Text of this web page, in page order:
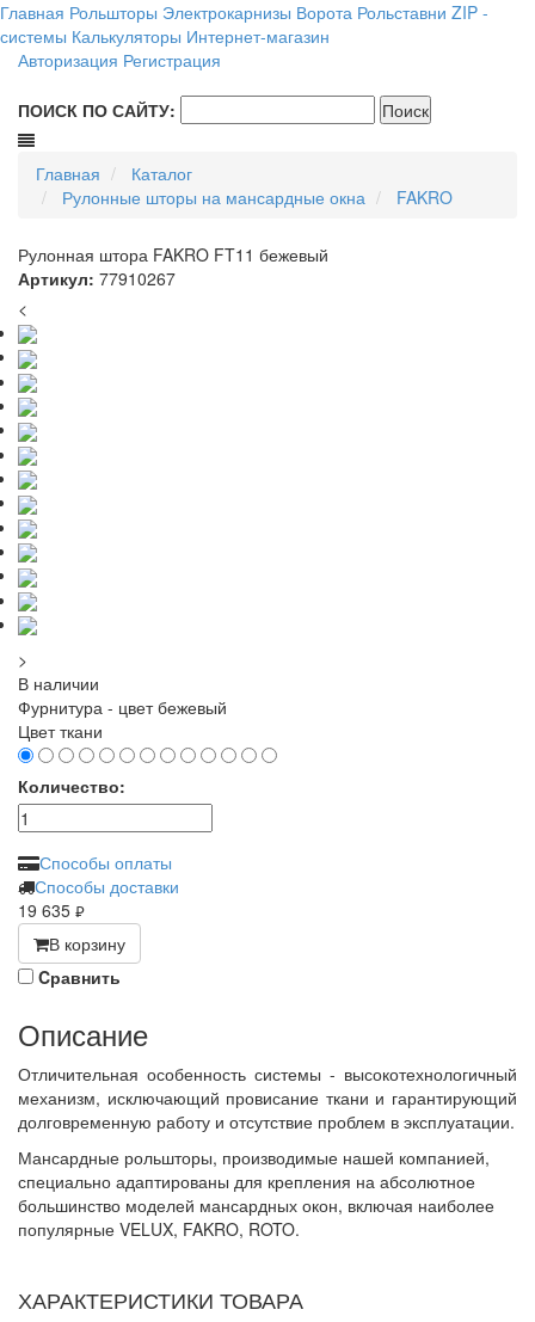
Главная Рольшторы Электрокарнизы Ворота Рольставни ZIP -
системы Калькуляторы Интернет-магазин
Авторизация Регистрация
ПОИСК ПО САЙТУ:
Главная
Каталог
Рулонные шторы на мансардные окна
FAKRO
Рулонная штора FAKRO FT11 бежевый
Артикул: 77910267
<
>
В наличии
Фурнитура - цвет бежевый
Цвет ткани
Количество:
Способы оплаты
Способы доставки
19 635 руб.
В корзину
Cравнить
Описание
Отличительная особенность системы - высокотехнологичный
механизм, исключающий провисание ткани и гарантирующий
долговременную работу и отсутствие проблем в эксплуатации.
Мансардные рольшторы, производимые нашей компанией,
специально адаптированы для крепления на абсолютное
большинство моделей мансардных окон, включая наиболее
популярные VELUX, FAKRO, ROTO.
ХАРАКТЕРИСТИКИ ТОВАРА